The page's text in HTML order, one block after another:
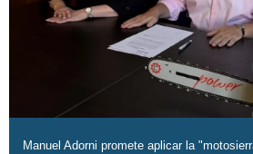
Manuel Adorni promete aplicar la